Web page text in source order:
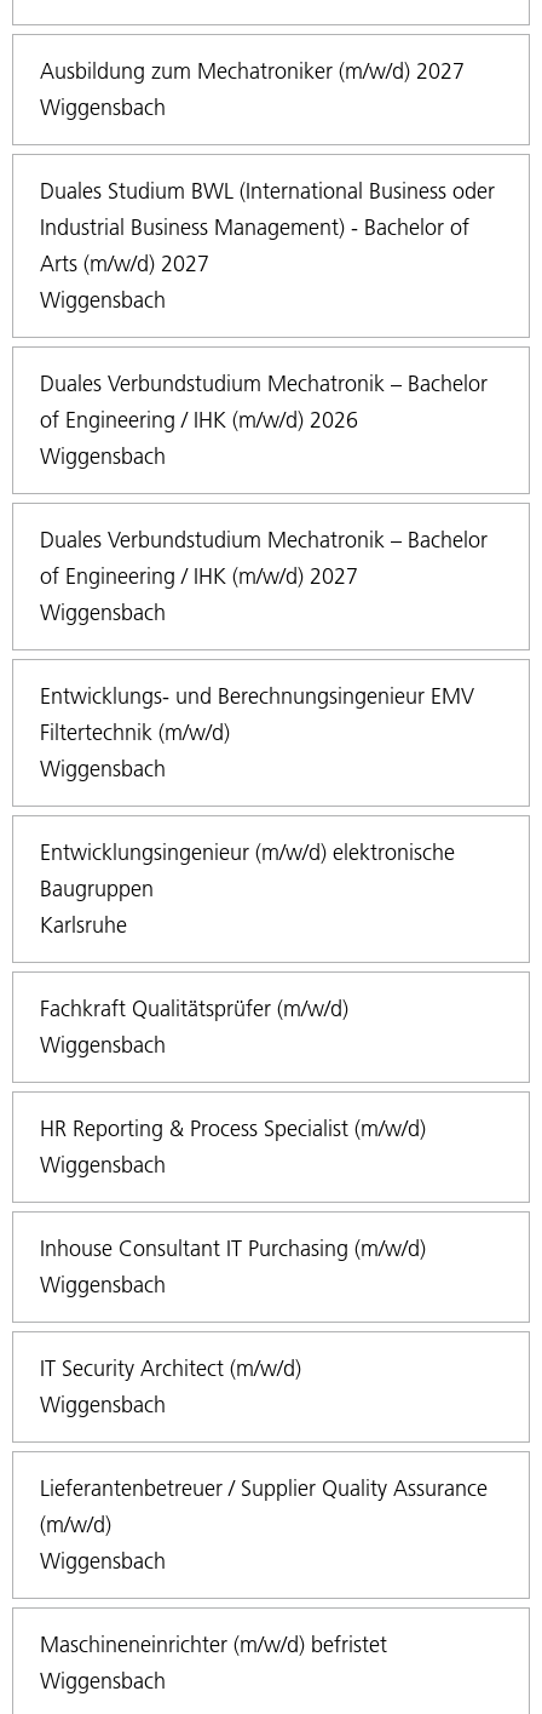
Ausbildung zum Mechatroniker (m/w/d) 2027
Wiggensbach
Duales Studium BWL (International Business oder
Industrial Business Management) - Bachelor of
Arts (m/w/d) 2027
Wiggensbach
Duales Verbundstudium Mechatronik – Bachelor
of Engineering / IHK (m/w/d) 2026
Wiggensbach
Duales Verbundstudium Mechatronik – Bachelor
of Engineering / IHK (m/w/d) 2027
Wiggensbach
Entwicklungs- und Berechnungsingenieur EMV
Filtertechnik (m/w/d)
Wiggensbach
Entwicklungsingenieur (m/w/d) elektronische
Baugruppen
Karlsruhe
Fachkraft Qualitätsprüfer (m/w/d)
Wiggensbach
HR Reporting & Process Specialist (m/w/d)
Wiggensbach
Inhouse Consultant IT Purchasing (m/w/d)
Wiggensbach
IT Security Architect (m/w/d)
Wiggensbach
Lieferantenbetreuer / Supplier Quality Assurance
(m/w/d)
Wiggensbach
Maschineneinrichter (m/w/d) befristet
Wiggensbach